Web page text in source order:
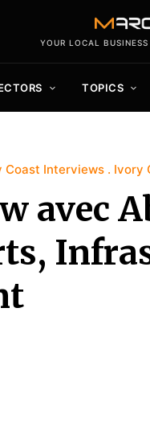
YOUR LOCAL
TOPICS
Coast Interviews Ivory
avec